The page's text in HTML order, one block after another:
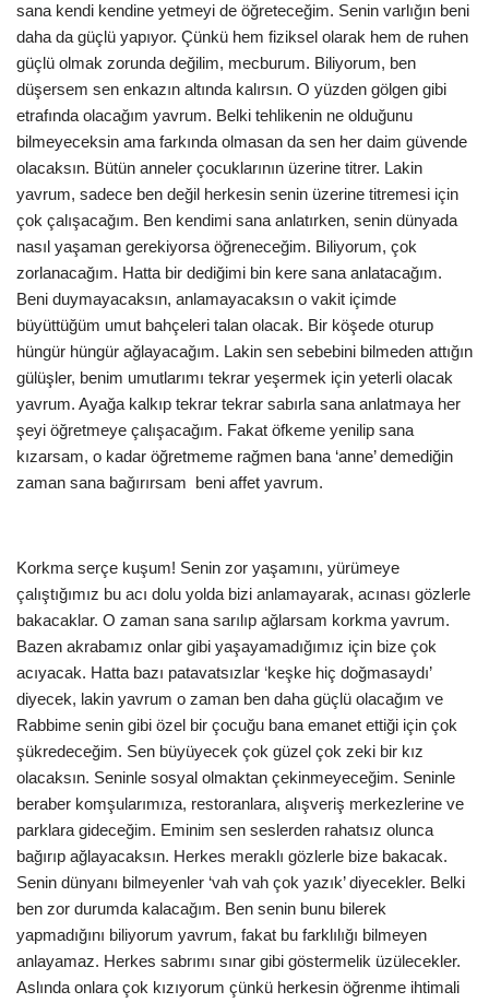
sana kendi kendine yetmeyi de öğreteceğim. Senin varlığın beni
daha da güçlü yapıyor. Çünkü hem fiziksel olarak hem de ruhen
güçlü olmak zorunda değilim, mecburum. Biliyorum, ben
düşersem sen enkazın altında kalırsın. O yüzden gölgen gibi
etrafında olacağım yavrum. Belki tehlikenin ne olduğunu
bilmeyeceksin ama farkında olmasan da sen her daim güvende
olacaksın. Bütün anneler çocuklarının üzerine titrer. Lakin
yavrum, sadece ben değil herkesin senin üzerine titremesi için
çok çalışacağım. Ben kendimi sana anlatırken, senin dünyada
nasıl yaşaman gerekiyorsa öğreneceğim. Biliyorum, çok
zorlanacağım. Hatta bir dediğimi bin kere sana anlatacağım.
Beni duymayacaksın, anlamayacaksın o vakit içimde
büyüttüğüm umut bahçeleri talan olacak. Bir köşede oturup
hüngür hüngür ağlayacağım. Lakin sen sebebini bilmeden attığın
gülüşler, benim umutlarımı tekrar yeşermek için yeterli olacak
yavrum. Ayağa kalkıp tekrar tekrar sabırla sana anlatmaya her
şeyi öğretmeye çalışacağım. Fakat öfkeme yenilip sana
kızarsam, o kadar öğretmeme rağmen bana ‘anne’ demediğin
zaman sana bağırırsam beni affet yavrum.
Korkma serçe kuşum! Senin zor yaşamını, yürümeye
çalıştığımız bu acı dolu yolda bizi anlamayarak, acınası gözlerle
bakacaklar. O zaman sana sarılıp ağlarsam korkma yavrum.
Bazen akrabamız onlar gibi yaşayamadığımız için bize çok
acıyacak. Hatta bazı patavatsızlar ‘keşke hiç doğmasaydı’
diyecek, lakin yavrum o zaman ben daha güçlü olacağım ve
Rabbime senin gibi özel bir çocuğu bana emanet ettiği için çok
şükredeceğim. Sen büyüyecek çok güzel çok zeki bir kız
olacaksın. Seninle sosyal olmaktan çekinmeyeceğim. Seninle
beraber komşularımıza, restoranlara, alışveriş merkezlerine ve
parklara gideceğim. Eminim sen seslerden rahatsız olunca
bağırıp ağlayacaksın. Herkes meraklı gözlerle bize bakacak.
Senin dünyanı bilmeyenler ‘vah vah çok yazık’ diyecekler. Belki
ben zor durumda kalacağım. Ben senin bunu bilerek
yapmadığını biliyorum yavrum, fakat bu farklılığı bilmeyen
anlayamaz. Herkes sabrımı sınar gibi göstermelik üzülecekler.
Aslında onlara çok kızıyorum çünkü herkesin öğrenme ihtimali